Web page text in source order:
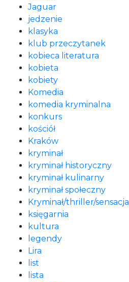
Jaguar
jedzenie
klasyka
klub przeczytanek
kobieca literatura
kobieta
kobiety
Komedia
komedia kryminalna
konkurs
kościół
Kraków
kryminał
kryminał historyczny
kryminał kulinarny
kryminał społeczny
Kryminał/thriller/sensacja
księgarnia
kultura
legendy
Lira
list
lista